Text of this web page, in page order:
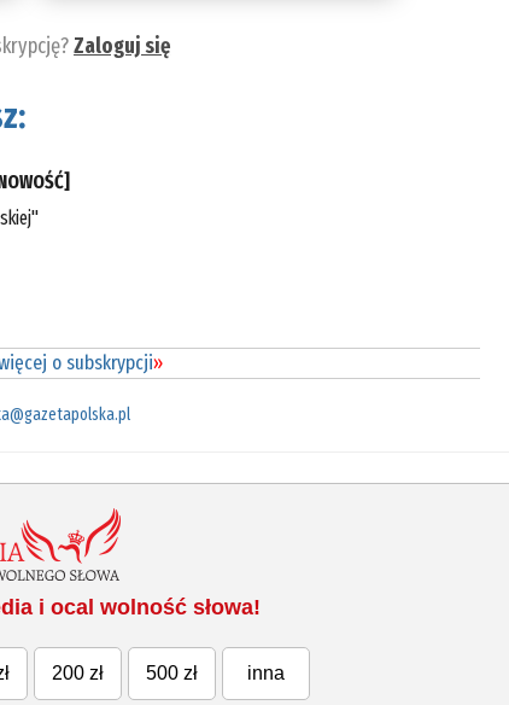
Zaloguj się
o subskrypcji»
i ocal wolność słowa!
200 zł 500 zł inna